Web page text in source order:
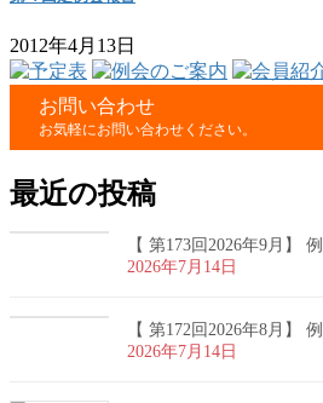
2012年4月13日
お問い合わせ
お気軽にお問い合わせください。
最近の投稿
【 第173回2026年9月】
2026年7月14日
【 第172回2026年8月】
2026年7月14日